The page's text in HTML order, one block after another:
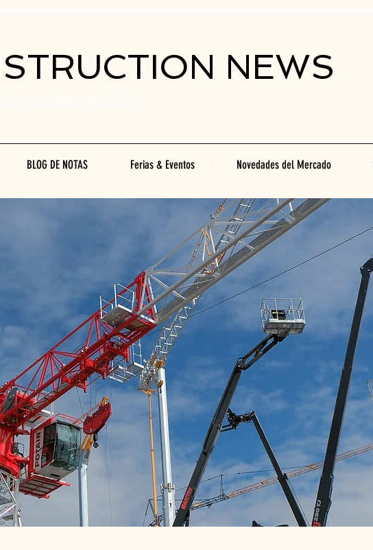
NEWS
BLOG DE NOTAS Ferias & Eventos Novedades del Mercado